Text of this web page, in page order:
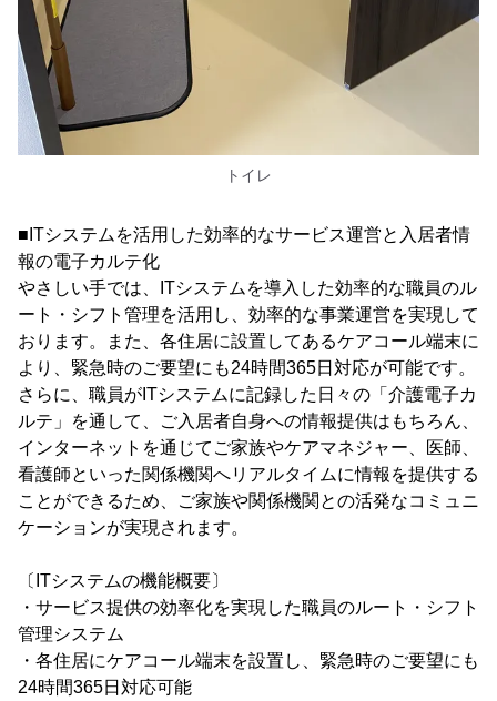
トイレ
■ITシステムを活用した効率的なサービス運営と入居者情
報の電子カルテ化
やさしい手では、ITシステムを導入した効率的な職員のル
ート・シフト管理を活用し、効率的な事業運営を実現して
おります。また、各住居に設置してあるケアコール端末に
より、緊急時のご要望にも24時間365日対応が可能です。
さらに、職員がITシステムに記録した日々の「介護電子カ
ルテ」を通して、ご入居者自身への情報提供はもちろん、
インターネットを通じてご家族やケアマネジャー、医師、
看護師といった関係機関へリアルタイムに情報を提供する
ことができるため、ご家族や関係機関との活発なコミュニ
ケーションが実現されます。
〔ITシステムの機能概要〕
・サービス提供の効率化を実現した職員のルート・シフト
管理システム
・各住居にケアコール端末を設置し、緊急時のご要望にも
24時間365日対応可能